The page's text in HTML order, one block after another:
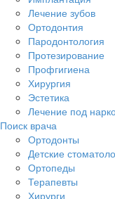
Лечение зубов
Ортодонтия
Пародонтология
Протезирование
Профгигиена
Хирургия
Эстетика
Лечение под
Поиск врача
Ортодонты
Детские
Ортопеды
Терапевты
Хирурги